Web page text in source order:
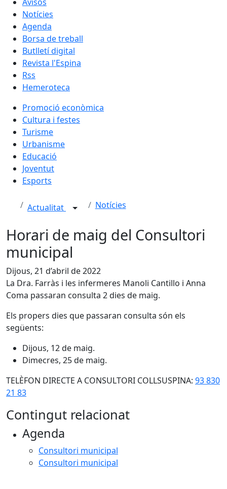
Notícies
Agenda
Borsa de treball
Butlletí digital
Revista l'Espina
Rss
Hemeroteca
Promoció econòmica
Cultura i festes
Turisme
Urbanisme
Educació
Joventut
Esports
Actualitat Notícies
Horari de maig del Consultori
municipal
Dijous, 21 d’abril de 2022
La Dra. Farràs i les infermeres Manoli Cantillo i Anna
Coma passaran consulta 2 dies de maig.
Els propers dies que passaran consulta són els
següents:
Dijous, 12 de maig.
Dimecres, 25 de maig.
TELÈFON DIRECTE A CONSULTORI COLLSUSPINA: 93 830
21 83
Contingut relacionat
Agenda
Consultori municipal
Consultori municipal